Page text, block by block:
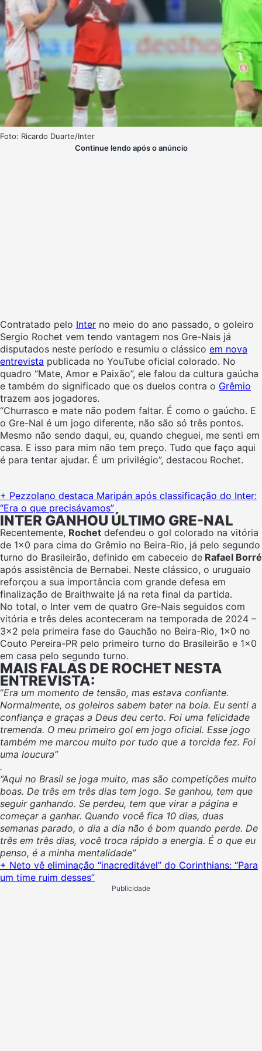
Foto: Ricardo Duarte/Inter
Continue lendo após o anúncio
Contratado pelo Inter no meio do ano passado, o goleiro
Sergio Rochet vem tendo vantagem nos Gre-Nais já
disputados neste período e resumiu o clássico em nova
entrevista publicada no YouTube oficial colorado. No
quadro “Mate, Amor e Paixão”, ele falou da cultura gaúcha
e também do significado que os duelos contra o Grêmio
trazem aos jogadores.
“Churrasco e mate não podem faltar. É como o gaúcho. E
o Gre-Nal é um jogo diferente, não são só três pontos.
Mesmo não sendo daqui, eu, quando cheguei, me senti em
casa. E isso para mim não tem preço. Tudo que faço aqui
é para tentar ajudar. É um privilégio”, destacou Rochet.
+ Pezzolano destaca Maripán após classificação do Inter:
“Era o que precisávamos”
INTER GANHOU ÚLTIMO GRE-NAL
Recentemente, Rochet defendeu o gol colorado na vitória
de 1×0 para cima do Grêmio no Beira-Rio, já pelo segundo
turno do Brasileirão, definido em cabeceio de Rafael Borré
após assistência de Bernabei. Neste clássico, o uruguaio
reforçou a sua importância com grande defesa em
finalização de Braithwaite já na reta final da partida.
No total, o Inter vem de quatro Gre-Nais seguidos com
vitória e três deles aconteceram na temporada de 2024 –
3×2 pela primeira fase do Gauchão no Beira-Rio, 1×0 no
Couto Pereira-PR pelo primeiro turno do Brasileirão e 1×0
em casa pelo segundo turno.
MAIS FALAS DE ROCHET NESTA
ENTREVISTA:
“Era um momento de tensão, mas estava confiante.
Normalmente, os goleiros sabem bater na bola. Eu senti a
confiança e graças a Deus deu certo. Foi uma felicidade
tremenda. O meu primeiro gol em jogo oficial. Esse jogo
também me marcou muito por tudo que a torcida fez. Foi
uma loucura”
.
“Aqui no Brasil se joga muito, mas são competições muito
boas. De três em três dias tem jogo. Se ganhou, tem que
seguir ganhando. Se perdeu, tem que virar a página e
começar a ganhar. Quando você fica 10 dias, duas
semanas parado, o dia a dia não é bom quando perde. De
três em três dias, você troca rápido a energia. É o que eu
penso, é a minha mentalidade”
+ Neto vê eliminação “inacreditável” do Corinthians: “Para
um time ruim desses”
Publicidade